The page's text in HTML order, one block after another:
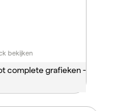
bekijken
complete grafieken -